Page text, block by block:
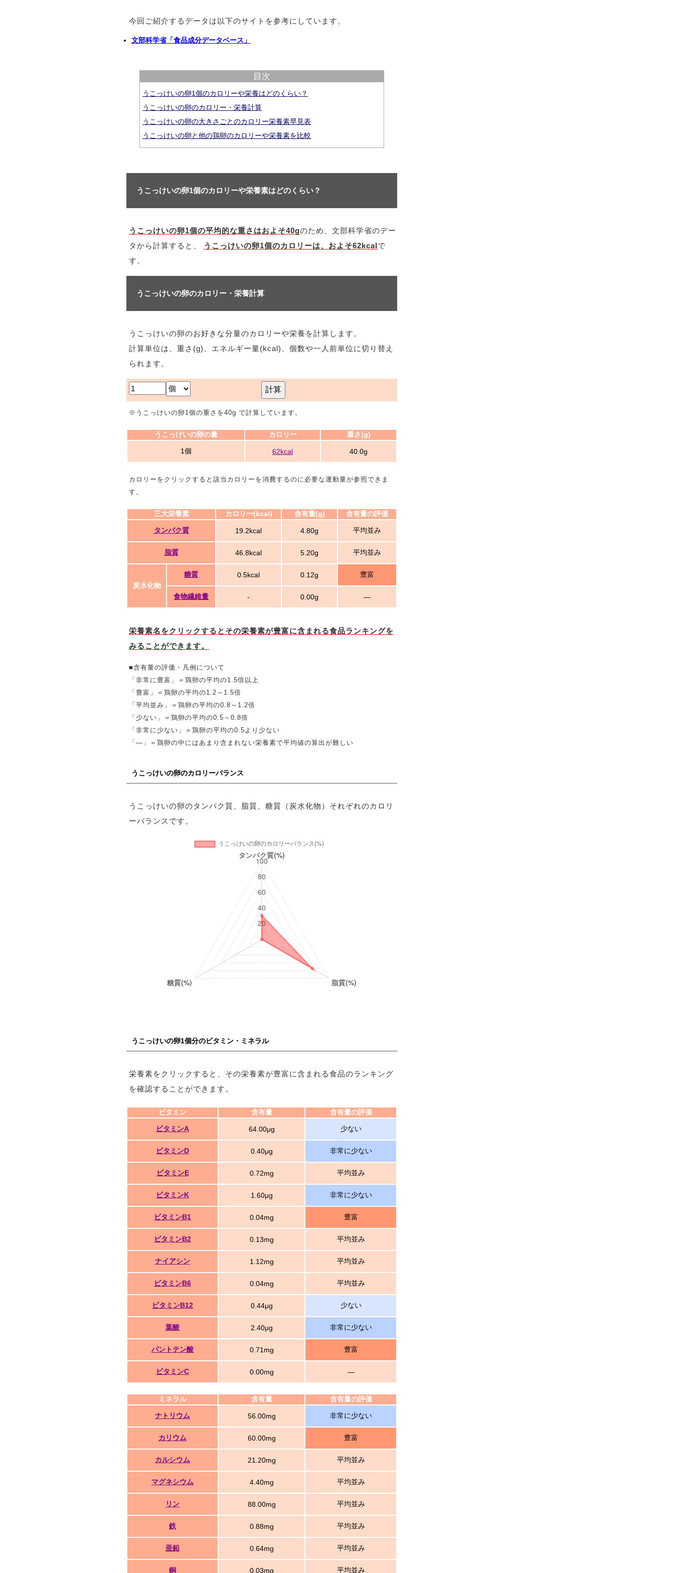
今回ご紹介するデータは以下のサイトを参考にしています。
文部科学省「食品成分データベース」
目次
うこっけいの卵1個のカロリーや栄養はどのくらい？
うこっけいの卵のカロリー・栄養計算
うこっけいの卵の大きさごとのカロリー栄養素早見表
うこっけいの卵と他の鶏卵のカロリーや栄養素を比較
うこっけいの卵1個のカロリーや栄養素はどのくらい？
うこっけいの卵1個の平均的な重さはおよそ40gのため、文部科学省のデー
タから計算すると、
うこっけいの卵1個のカロリーは、およそ62kcalで
す。
うこっけいの卵のカロリー・栄養計算
うこっけいの卵のお好きな分量のカロリーや栄養を計算します。
計算単位は、重さ(g)、エネルギー量(kcal)、個数や一人前単位に切り替え
られます。
計算
※うこっけいの卵1個の重さを40g で計算しています。
うこっけいの卵の量 カロリー 重さ(g)
1個 62kcal 40.0g
カロリーをクリックすると該当カロリーを消費するのに必要な運動量が参照できま
す。
三大栄養素 カロリー(kcal) 含有量(g) 含有量の評価
タンパク質 19.2kcal 4.80g 平均並み
脂質 46.8kcal 5.20g 平均並み
炭水化物
糖質 0.5kcal 0.12g 豊富
食物繊維量 - 0.00g ―
栄養素名をクリックするとその栄養素が豊富に含まれる食品ランキングを
みることができます。
■含有量の評価・凡例について
「非常に豊富」＝鶏卵の平均の1.5倍以上
「豊富」＝鶏卵の平均の1.2～1.5倍
「平均並み」＝鶏卵の平均の0.8～1.2倍
「少ない」＝鶏卵の平均の0.5～0.8倍
「非常に少ない」＝鶏卵の平均の0.5より少ない
「―」＝鶏卵の中にはあまり含まれない栄養素で平均値の算出が難しい
うこっけいの卵のカロリーバランス
うこっけいの卵のタンパク質、脂質、糖質（炭水化物）それぞれのカロリ
ーバランスです。
うこっけいの卵1個分のビタミン・ミネラル
栄養素をクリックすると、その栄養素が豊富に含まれる食品のランキング
を確認することができます。
ビタミン 含有量 含有量の評価
ビタミンA 64.00μg 少ない
ビタミンD 0.40μg 非常に少ない
ビタミンE 0.72mg 平均並み
ビタミンK 1.60μg 非常に少ない
ビタミンB1 0.04mg 豊富
ビタミンB2 0.13mg 平均並み
ナイアシン 1.12mg 平均並み
ビタミンB6 0.04mg 平均並み
ビタミンB12 0.44μg 少ない
葉酸 2.40μg 非常に少ない
パントテン酸 0.71mg 豊富
ビタミンC 0.00mg ―
ミネラル 含有量 含有量の評価
ナトリウム 56.00mg 非常に少ない
カリウム 60.00mg 豊富
カルシウム 21.20mg 平均並み
マグネシウム 4.40mg 平均並み
リン 88.00mg 平均並み
鉄 0.88mg 平均並み
亜鉛 0.64mg 平均並み
銅 0.03mg 平均並み